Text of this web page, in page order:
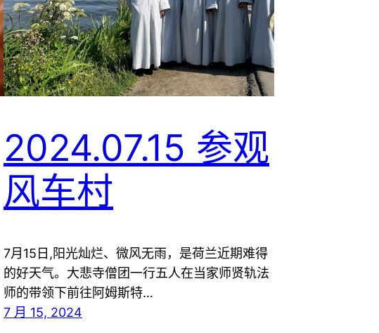
2024.07.15 参观
风车村
7月15日,阳光灿烂、微风无雨，是荷兰近期难得
的好天气。大悲寺僧团一行五人在当家师贤轨法
师的带领下前往阿姆斯特…
7 月 15, 2024